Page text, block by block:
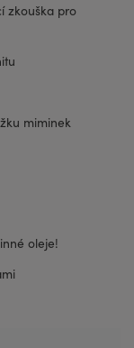
zkouška pro
miminek
oleje!